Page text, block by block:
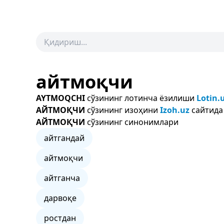
айтмоқчи
AYTMOQCHIсўзининг лотинча ёзилиши
АЙТМОҚЧИ сўзининг изоҳини Izoh.uz
АЙТМОҚЧИ сўзининг синонимлари
айтгандай
айтмоқчи
айтганча
дарвоқе
ростдан